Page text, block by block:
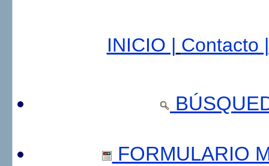
INICIO | Contacto |
FORMULARIO